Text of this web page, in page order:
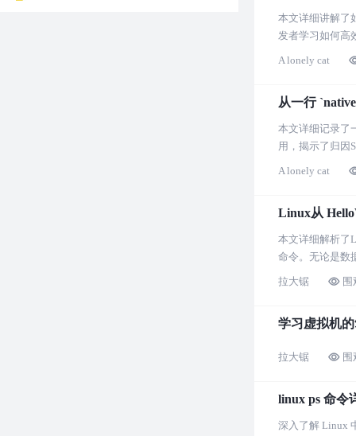
本文详细讲解了
发者学习如何高
A lonely cat
从一行
本文详细记录了
用，揭示了归因
是一篇深入浅
A lonely cat
Linux从
本文详细解析了
命令。无论是数
拉大锯 围
学习虚拟机
拉大锯 围
linux ps 命令
深入了解 Linux